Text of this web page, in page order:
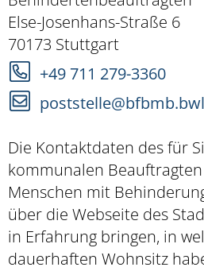
Else-Josenhans-Straße 6
70173 Stuttgart
+49 711 279-3360
Die Kontaktdaten des für
kommunalen
Menschen mit
über die Webseite des
in Erfahrung bringen, in
dauerhaften Wohnsitz